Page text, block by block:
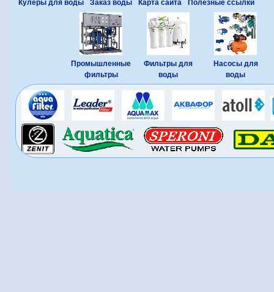
Кулеры для воды
Заказ воды Карта сайта Полезные ссылки
Промышленные
фильтры
Фильтры для
воды
Насосы для
воды